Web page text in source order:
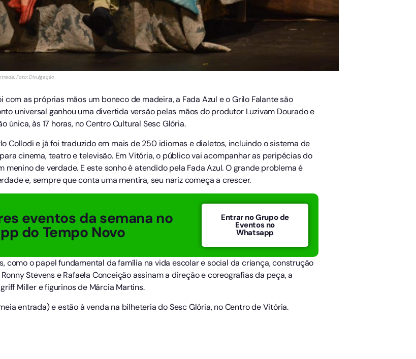
Foto: Divulgação
as próprias mãos um boneco de madeira, a Fada Azul e o Grilo Falante são
universal ganhou uma divertida versão pelas mãos do produtor Luzivam Dourado e
única, às 17 horas, no Centro Cultural Sesc Glória.
Collodi e já foi traduzido em mais de 250 idiomas e dialetos, incluindo o sistema de
cinema, teatro e televisão. Em Vitória, o público vai acompanhar as peripécias do
de verdade. E este sonho é atendido pela Fada Azul. O grande problema é
e, sempre que conta uma mentira, seu nariz começa a crescer.
eventos da semana no
do Tempo Novo
Entrar no Grupo de
Eventos no
Whatsapp
como o papel fundamental da família na vida escolar e social da criança, construção
Stevens e Rafaela Conceição assinam a direção e coreografias da peça, a
Miller e figurinos de Márcia Martins.
entrada) e estão à venda na bilheteria do Sesc Glória, no Centro de Vitória.